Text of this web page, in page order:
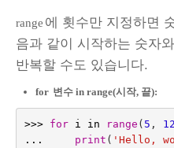
range 에 횟수만 지정하면
음과 같이 시작하는 숫자
반복할 수도 있습니다.
for 변수 in range(시작, 끝):
>>> for i in range ( 5 , 12
...
print ( 'Hello,